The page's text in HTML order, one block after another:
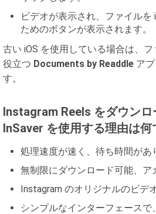
ビデオが表示され、ファイルを
ためのボタンが表示されます。
古い iOS を使用している場合は、
役立つ Documents by Readdle ア
す。
Instagram Reels をダウンロ
InSaver を使用する理由は何
処理速度が速く、待ち時間があ
無制限にダウンロード可能、ア
Instagram のオリジナルのビデ
シンプルなインターフェース